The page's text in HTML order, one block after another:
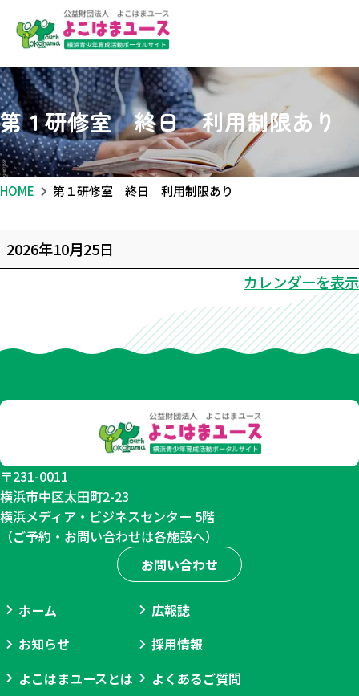
第１研修室 終日 利用制限あり
HOME 第１研修室 終日 利用制限あり
第
１
室
日
制
限
あ
り
2026年10月25日
カレンダーを表示
〒231-0011
横浜市中区太田町2-23
横浜メディア・ビジネスセンター 5階
（ご予約・お問い合わせは各施設へ）
お問い合わせ
ホーム
お知らせ
よこはまユースとは
広報誌
採用情報
よくあるご質問